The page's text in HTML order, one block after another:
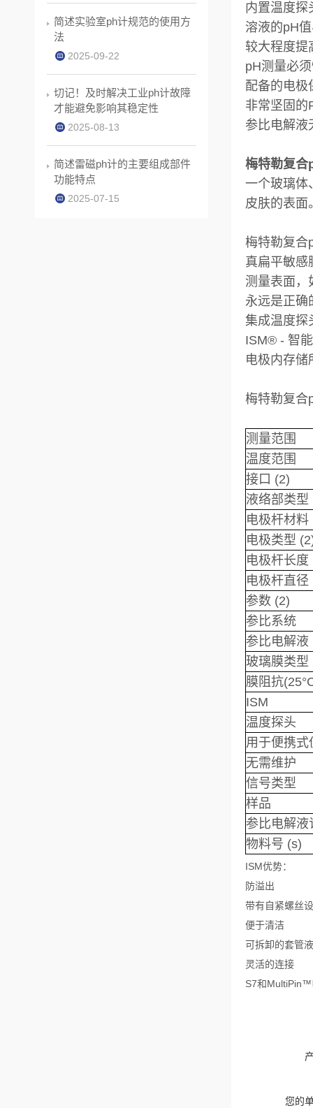
内置温度探
溶液的pH
较大程度提
pH测量必
配备的电极
非常坚固的
参比电解液
梅特勒复
一个玻璃体
皮肤的表面
梅特勒复合
真扁平敏感
测量表面，
永远是正确
集成温度探
ISM® - 智
电极内存
梅特勒复合
测量范围
温度范围
接口 (2)
液络部类型
电极杆材料
电极类型
电极杆长度
电极杆直径
参数 (2)
参比系统
参比电解液
玻璃膜类型
膜阻抗
ISM
温度探头
用于便携式
无需维护
信号类型
样品
参比电解液
物料号 (s)
ISM优势：
防溢出
带有自紧螺丝
便于清洁
可拆卸的套管
灵活的连接
S7和MultiPin™
您的
简述实验室ph计规范的使用方
法
2025-09-22
切记！及时解决工业ph计故障
才能避免影响其稳定性
2025-08-13
简述雷磁ph计的主要组成部件
功能特点
2025-07-15